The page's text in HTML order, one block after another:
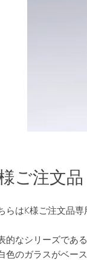
ご注文
らはK様ご注文品専
的なシリーズであ
色のガラスがベー